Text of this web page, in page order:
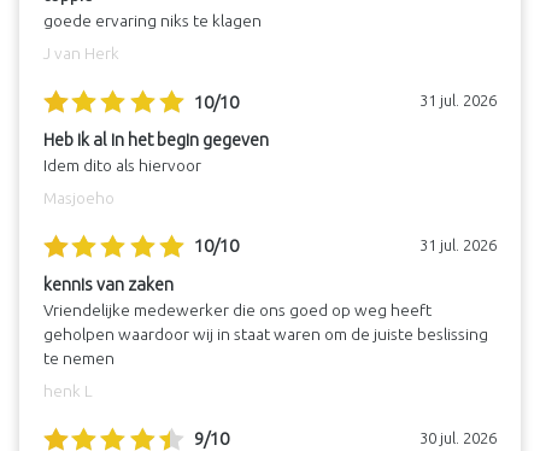
goede ervaring niks te klagen
J van Herk
10/10 31 jul. 2026
Heb ik al in het begin gegeven
Idem dito als hiervoor
Masjoeho
10/10 31 jul. 2026
kennis van zaken
Vriendelijke medewerker die ons goed op weg heeft
geholpen waardoor wij in staat waren om de juiste beslissing
te nemen
henk L
9/10 30 jul. 2026